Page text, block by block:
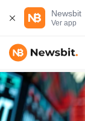
Newsbit
Ver app